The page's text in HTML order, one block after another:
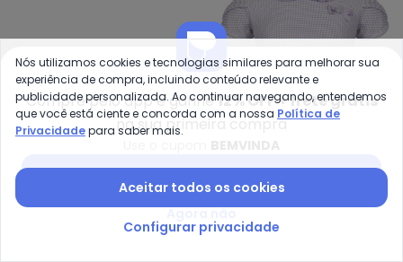
Guloseima - Vestido Godê
Compre pelo app e ganhe12% OFF + frete grátis
na sua primeira compra
Nós utilizamos cookies e tecnologias similares para melhorar sua
experiência de compra, incluindo conteúdo relevante e
publicidade personalizada. Ao continuar navegando, entendemos
que você está ciente e concorda com a nossa Política de
Privacidadepara saber mais.
Aceitar todos os cookies
Configurar privacidade